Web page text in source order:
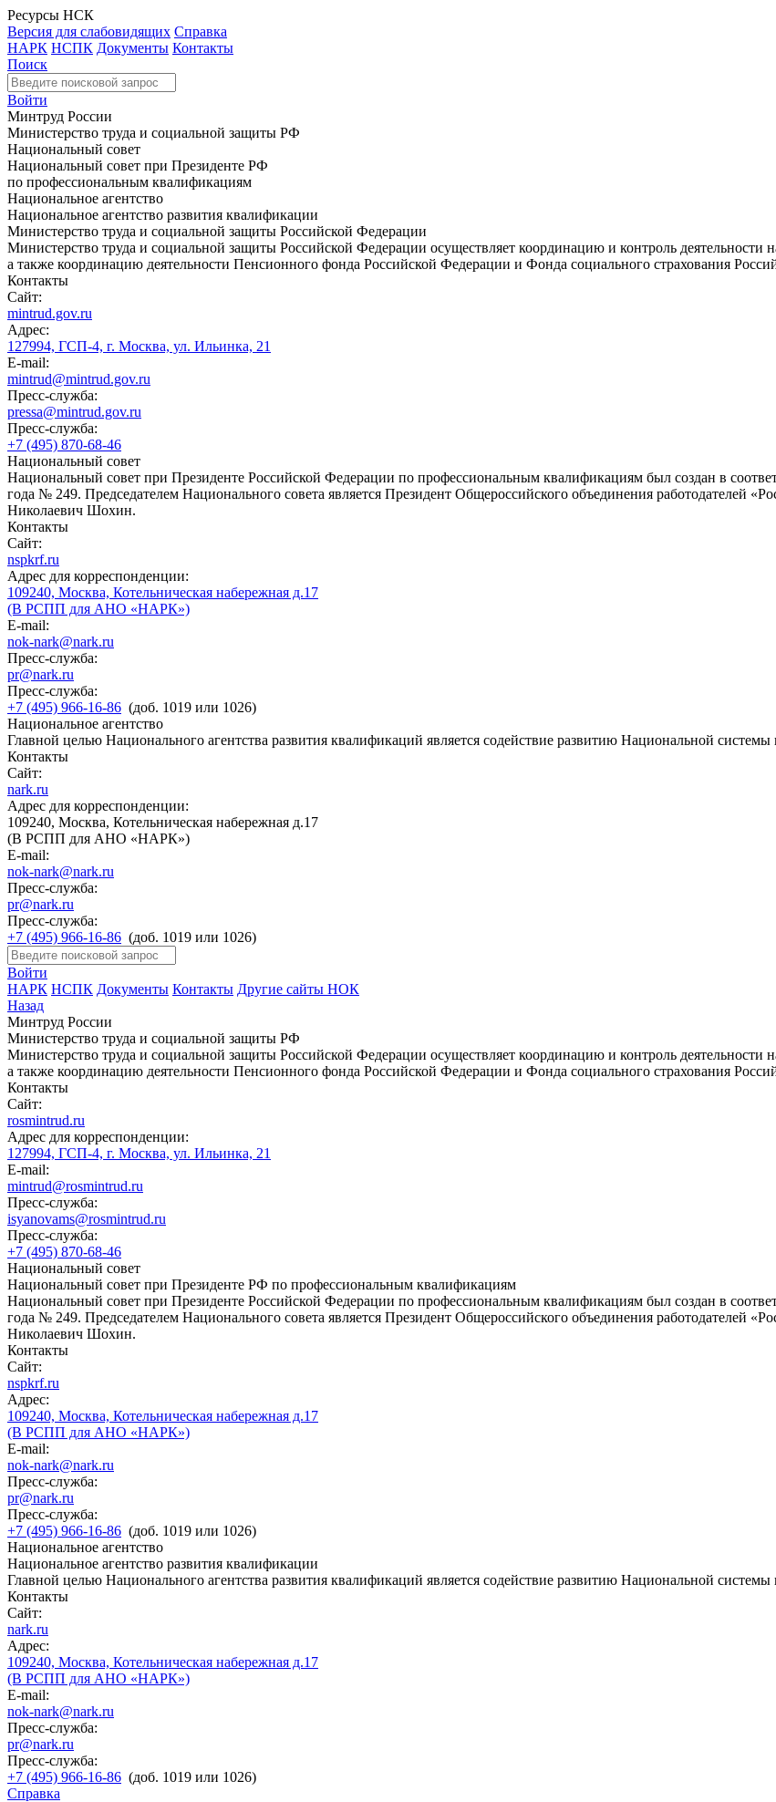
Ресурсы НСК
Версия для слабовидящих Справка
НАРК НСПК Документы Контакты
Поиск
Войти
Минтруд России
Министерство труда и социальной защиты РФ
Национальный совет
Национальный совет при Президенте РФ
по профессиональным квалификациям
Национальное агентство
Национальное агентство развития квалификации
Министерство труда и социальной защиты Российской Федерации
Министерство труда и социальной защиты Российской Федерации осуществляет координацию и контроль деятельности
а также координацию деятельности Пенсионного фонда Российской Федерации и Фонда социального страхования
Контакты
Сайт:
mintrud.gov.ru
Адрес:
127994, ГСП-4, г. Москва, ул. Ильинка, 21
E-mail:
mintrud@mintrud.gov.ru
Пресс-служба:
pressa@mintrud.gov.ru
Пресс-служба:
+7 (495) 870-68-46
Национальный совет
Национальный совет при Президенте Российской Федерации по профессиональным квалификациям был создан в
года № 249. Председателем Национального совета является Президент Общероссийского объединения работодателей
Николаевич Шохин.
Контакты
Сайт:
nspkrf.ru
Адрес для корреспонденции:
109240, Москва, Котельническая набережная д.17
(В РСПП для АНО «НАРК»)
E-mail:
nok-nark@nark.ru
Пресс-служба:
pr@nark.ru
Пресс-служба:
+7 (495) 966-16-86 (доб. 1019 или 1026)
Национальное агентство
Главной целью Национального агентства развития квалификаций является содействие развитию Национальной
Контакты
Сайт:
nark.ru
Адрес для корреспонденции:
109240, Москва, Котельническая набережная д.17
(В РСПП для АНО «НАРК»)
E-mail:
nok-nark@nark.ru
Пресс-служба:
pr@nark.ru
Пресс-служба:
+7 (495) 966-16-86 (доб. 1019 или 1026)
Войти
НАРК НСПК Документы Контакты Другие сайты НОК
Назад
Минтруд России
Министерство труда и социальной защиты РФ
Министерство труда и социальной защиты Российской Федерации осуществляет координацию и контроль деятельности
а также координацию деятельности Пенсионного фонда Российской Федерации и Фонда социального страхования
Контакты
Сайт:
rosmintrud.ru
Адрес для корреспонденции:
127994, ГСП-4, г. Москва, ул. Ильинка, 21
E-mail:
mintrud@rosmintrud.ru
Пресс-служба:
isyanovams@rosmintrud.ru
Пресс-служба:
+7 (495) 870-68-46
Национальный совет
Национальный совет при Президенте РФ по профессиональным квалификациям
Национальный совет при Президенте Российской Федерации по профессиональным квалификациям был создан в
года № 249. Председателем Национального совета является Президент Общероссийского объединения работодателей
Николаевич Шохин.
Контакты
Сайт:
nspkrf.ru
Адрес:
109240, Москва, Котельническая набережная д.17
(В РСПП для АНО «НАРК»)
E-mail:
nok-nark@nark.ru
Пресс-служба:
pr@nark.ru
Пресс-служба:
+7 (495) 966-16-86 (доб. 1019 или 1026)
Национальное агентство
Национальное агентство развития квалификации
Главной целью Национального агентства развития квалификаций является содействие развитию Национальной
Контакты
Сайт:
nark.ru
Адрес:
109240, Москва, Котельническая набережная д.17
(В РСПП для АНО «НАРК»)
E-mail:
nok-nark@nark.ru
Пресс-служба:
pr@nark.ru
Пресс-служба:
+7 (495) 966-16-86 (доб. 1019 или 1026)
Справка